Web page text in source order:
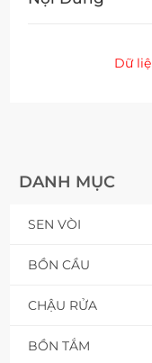
DANH MỤC
SEN VÒI
BỒN CẦU
CHẬU RỬA
BỒN TẮM
Dữ